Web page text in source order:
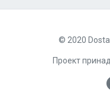
© 2020
Проект